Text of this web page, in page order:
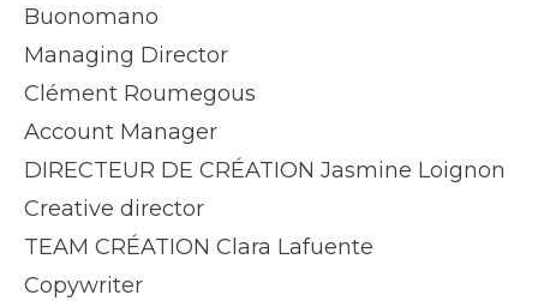
Buonomano
Managing Director
Clément Roumegous
Account Manager
DIRECTEUR DE CRÉATION Jasmine Loignon
Creative director
TEAM CRÉATION Clara Lafuente
Copywriter